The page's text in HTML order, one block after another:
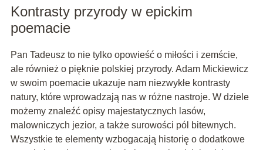
Kontrasty przyrody w epickim
poemacie
Pan Tadeusz to nie tylko opowieść o miłości i zemście,
ale również o pięknie polskiej przyrody. Adam Mickiewicz
w swoim poemacie ukazuje nam niezwykłe kontrasty
natury, które wprowadzają nas w różne nastroje. W dziele
możemy znaleźć opisy majestatycznych lasów,
malowniczych jezior, a także surowości pól bitewnych.
Wszystkie te elementy wzbogacają historię o dodatkowe